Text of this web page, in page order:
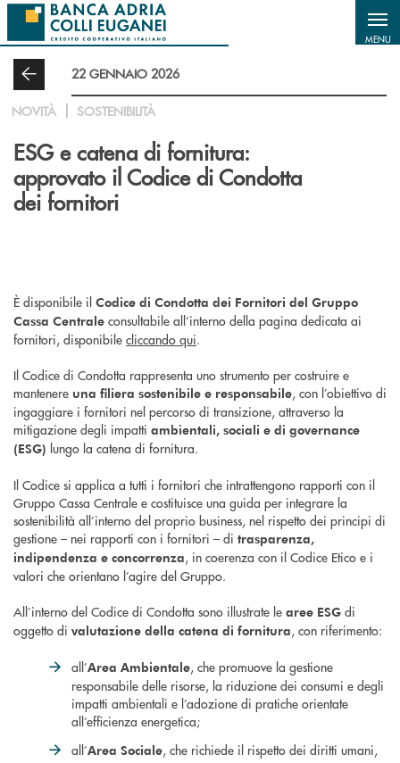
Salta al contenuto principale
MENU
22 GENNAIO 2026
NOVITÀ SOSTENIBILITÀ
ESG e catena di fornitura:
approvato il Codice di Condotta
dei fornitori
È disponibile il Codice di Condotta dei Fornitori del Gruppo
Cassa Centrale consultabile all’interno della pagina dedicata ai
fornitori, disponibile cliccando qui.
Il Codice di Condotta rappresenta uno strumento per costruire e
mantenere una filiera sostenibile e responsabile, con l’obiettivo di
ingaggiare i fornitori nel percorso di transizione, attraverso la
mitigazione degli impatti ambientali, sociali e di governance
(ESG) lungo la catena di fornitura.
Il Codice si applica a tutti i fornitori che intrattengono rapporti con il
Gruppo Cassa Centrale e costituisce una guida per integrare la
sostenibilità all’interno del proprio business, nel rispetto dei principi di
gestione – nei rapporti con i fornitori – di trasparenza,
indipendenza e concorrenza, in coerenza con il Codice Etico e i
valori che orientano l’agire del Gruppo.
All’interno del Codice di Condotta sono illustrate le aree ESG di
oggetto di valutazione della catena di fornitura, con riferimento:
all’Area Ambientale, che promuove la gestione
responsabile delle risorse, la riduzione dei consumi e degli
impatti ambientali e l’adozione di pratiche orientate
all’efficienza energetica;
all’Area Sociale, che richiede il rispetto dei diritti umani,